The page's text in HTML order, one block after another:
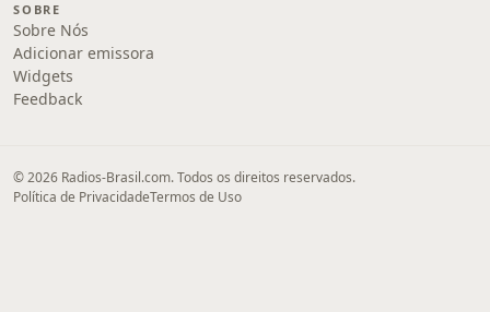
SOBRE
Sobre Nós
Adicionar emissora
Widgets
Feedback
© 2026 Radios-Brasil.com. Todos os direitos reservados.
Política de PrivacidadeTermos de Uso